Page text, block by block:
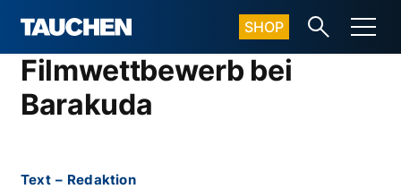
SHOP
Filmwettbewerb bei
Barakuda
Text – Redaktion